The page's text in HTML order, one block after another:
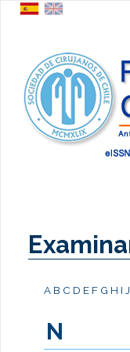
A B C D E F G H I J
N